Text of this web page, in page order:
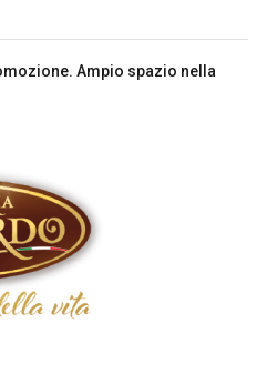
Ampio spazio nella